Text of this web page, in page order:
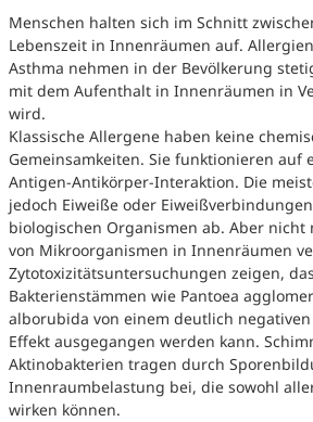
Menschen halten sich im Schnitt
Lebenszeit in Innenräumen auf.
Asthma nehmen in der Bevölkerung
mit dem Aufenthalt in Innenräumen in
wird.
Klassische Allergene haben keine
Gemeinsamkeiten. Sie funktionieren auf
Antigen-Antikörper-Interaktion. Die
jedoch Eiweiße oder
biologischen Organismen ab. Aber
von Mikroorganismen in Innenräumen
Zytotoxizitätsuntersuchungen zeigen,
Bakterienstämmen wie Pantoea
alborubida von einem deutlich
Effekt ausgegangen werden kann.
Aktinobakterien tragen durch
Innenraumbelastung bei, die sowohl
wirken können.